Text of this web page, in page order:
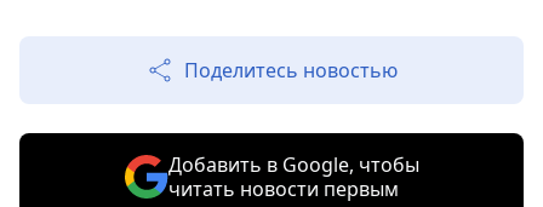
Поделитесь новостью
Добавить в Google, чтобы
читать новости первым